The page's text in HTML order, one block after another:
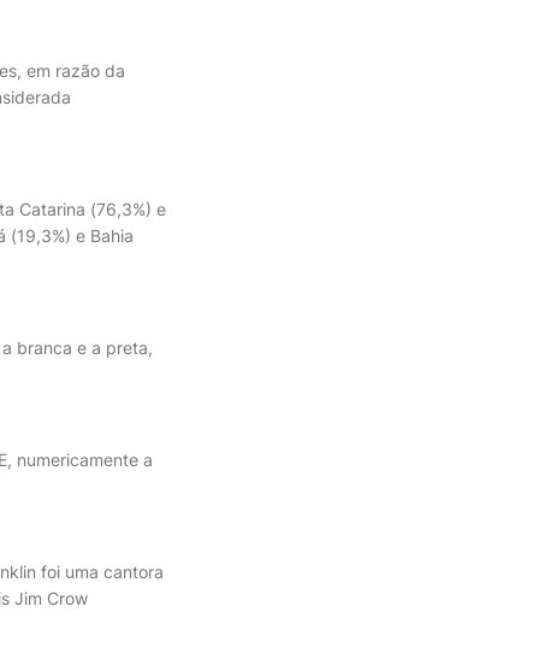
em razão da
Catarina (76,3%) e
(19,3%) e Bahia
branca e a preta,
numericamente a
foi uma cantora
Jim Crow